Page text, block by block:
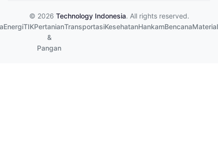
© 2026 Technology Indonesia. All rights reserved.
EnergiTIKPertanian
&
Pangan
TransportasiKesehatanHankamBencanaMaterial